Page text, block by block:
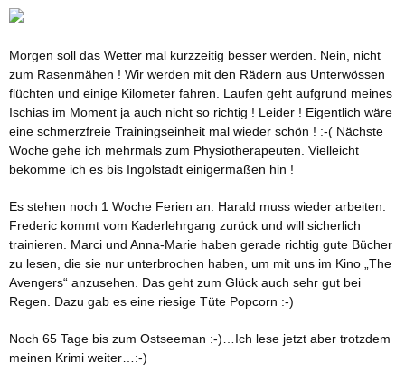
Morgen soll das Wetter mal kurzzeitig besser werden. Nein, nicht
zum Rasenmähen ! Wir werden mit den Rädern aus Unterwössen
flüchten und einige Kilometer fahren. Laufen geht aufgrund meines
Ischias im Moment ja auch nicht so richtig ! Leider ! Eigentlich wäre
eine schmerzfreie Trainingseinheit mal wieder schön ! :-( Nächste
Woche gehe ich mehrmals zum Physiotherapeuten. Vielleicht
bekomme ich es bis Ingolstadt einigermaßen hin !
Es stehen noch 1 Woche Ferien an. Harald muss wieder arbeiten.
Frederic kommt vom Kaderlehrgang zurück und will sicherlich
trainieren. Marci und Anna-Marie haben gerade richtig gute Bücher
zu lesen, die sie nur unterbrochen haben, um mit uns im Kino „The
Avengers“ anzusehen. Das geht zum Glück auch sehr gut bei
Regen. Dazu gab es eine riesige Tüte Popcorn :-)
Noch 65 Tage bis zum Ostseeman :-)…Ich lese jetzt aber trotzdem
meinen Krimi weiter…:-)